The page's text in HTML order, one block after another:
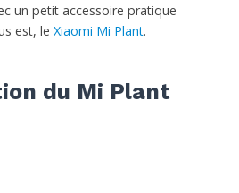
un petit accessoire pratique
est, le Xiaomi Mi Plant.
du Mi Plant